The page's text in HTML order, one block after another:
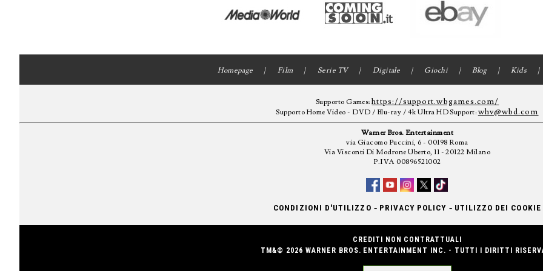
Homepage Film Serie TV Digitale Giochi Blog Kids
Supporto Games:https://support.wbgames.com/
Supporto Home Video - DVD / Blu-ray / 4k Ultra HD Support:whv@wbd.com
Warner Bros. Entertainment
via Giacomo Puccini, 6 - 00198 Roma
Via Visconti Di Modrone Uberto, 11 - 20122 Milano
P.IVA 00896521002
CONDIZIONI D'UTILIZZO - PRIVACY POLICY - UTILIZZO DEI COOKIE
CREDITI NON CONTRATTUALI
TM&© 2026 WARNER BROS. ENTERTAINMENT INC. - TUTTI I DIRITTI